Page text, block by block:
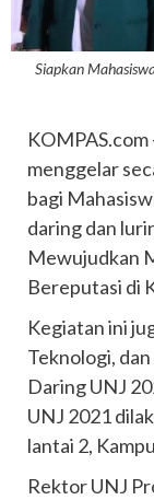
Siapkan
menggelar
bagi
daring dan
Mewujudkan
Bereputasi di
Kegiatan ini
Teknologi,
Daring UNJ
UNJ 2021
lantai 2,
Rektor UNJ